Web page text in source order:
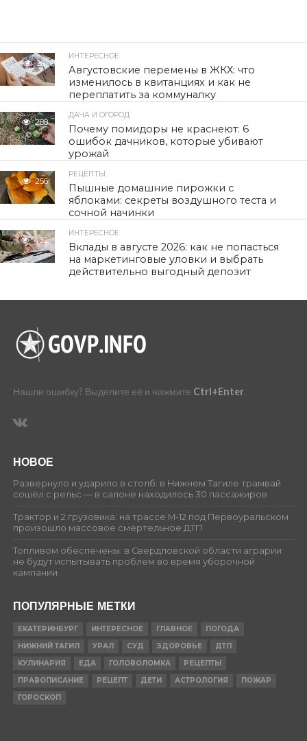
291
ИНТЕРЕСНОЕ
Августовские перемены в ЖКХ: что
изменилось в квитанциях и как не
переплатить за коммуналку
288
ДАЧА И ОГОРОД
Почему помидоры не краснеют: 6
ошибок дачников, которые убивают
урожай
256
РЕЦЕПТЫ
Пышные домашние пирожки с
яблоками: секреты воздушного теста и
сочной начинки
432
ИНТЕРЕСНОЕ
Вклады в августе 2026: как не попасться
на маркетинговые уловки и выбрать
действительно выгодный депозит
Нашли ошибку? Выделите её и нажмите Ctrl+Enter.
НОВОЕ
Развернуло и ударило в столб: в Нижнем Тагиле трамвай
сошёл с рельс — в салоне находилось 30 пассажиров
Трактор и 2 грузовика: на трассе М-12 под Первоуральском
произошло массовое смертельное ДТП
Топливом обеспечены: в Свердловской области аграрии
не будут испытывать проблем во время уборочной
кампании
ПОПУЛЯРНЫЕ МЕТКИ
ЕКАТЕРИНБУРГ ИНТЕРЕСНОЕ ГЛАВНОЕ
ПОГОДА
НИЖНИЙ ТАГИЛ
УРАЛ СУД ЗДОРОВЬЕ
ДТП
КУЛИНАРИЯ
ЕДА ГОЛОВОЛОМКА
РЕЦЕПТЫ
ПРАВОПИСАНИЕ
РЕЦЕПТ ДЕТИ АСТРОЛОГИЯ
ПОЖАР
ГОРОСКОП